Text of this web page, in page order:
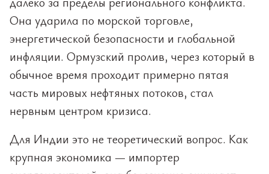
Она ударила по морской торговле,
энергетической безопасности и глобальной
инфляции. Ормузский пролив, через который в
обычное время проходит примерно пятая
часть мировых нефтяных потоков, стал
нервным центром кризиса.
Для Индии это не теоретический вопрос. Как
крупная экономика — импортер